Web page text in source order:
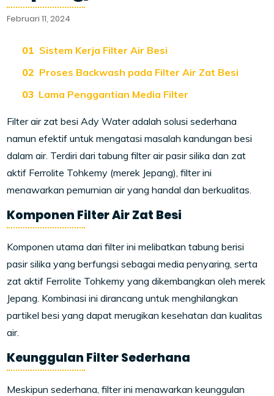
Februari 11, 2024
Sistem Kerja Filter Air Besi
Proses Backwash pada Filter Air Zat Besi
Lama Penggantian Media Filter
Filter air zat besi Ady Water adalah solusi sederhana
namun efektif untuk mengatasi masalah kandungan besi
dalam air. Terdiri dari tabung filter air pasir silika dan zat
aktif Ferrolite Tohkemy (merek Jepang), filter ini
menawarkan pemurnian air yang handal dan berkualitas.
Komponen Filter Air Zat Besi
Komponen utama dari filter ini melibatkan tabung berisi
pasir silika yang berfungsi sebagai media penyaring, serta
zat aktif Ferrolite Tohkemy yang dikembangkan oleh merek
Jepang. Kombinasi ini dirancang untuk menghilangkan
partikel besi yang dapat merugikan kesehatan dan kualitas
air.
Keunggulan Filter Sederhana
Meskipun sederhana, filter ini menawarkan keunggulan